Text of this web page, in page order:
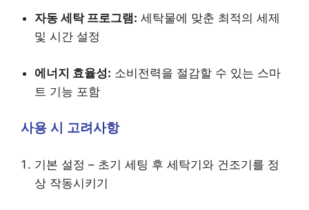
자동 세탁 프로그램: 세탁물에 맞춘 최적의 세제
및 시간 설정
에너지 효율성: 소비전력을 절감할 수 있는 스마
트 기능 포함
사용 시 고려사항
기본 설정 – 초기 세팅 후 세탁기와 건조기를 정
상 작동시키기